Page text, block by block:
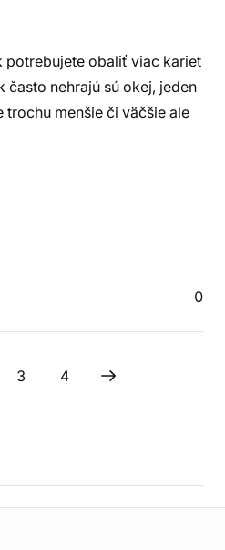
potrebujete obaliť viac kariet
často nehrajú sú okej, jeden
menšie či väčšie ale
0
3 4